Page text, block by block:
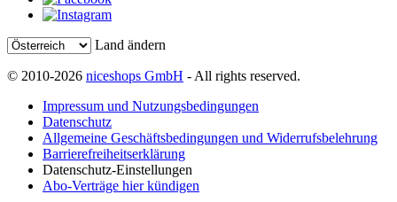
Land ändern
© 2010-2026 niceshops GmbH - All rights reserved.
Impressum und Nutzungsbedingungen
Datenschutz
Allgemeine Geschäftsbedingungen und Widerrufsbelehrung
Barrierefreiheitserklärung
Datenschutz-Einstellungen
Abo-Verträge hier kündigen